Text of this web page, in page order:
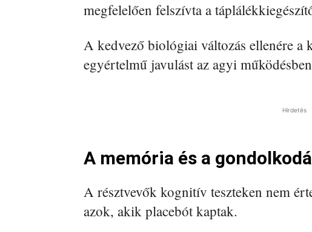
megfelelően felszívta a
A kedvező biológiai változás ellenére a
egyértelmű javulást az agyi
Hirdetés
A memória és a
A résztvevők kognitív teszteken nem
azok, akik placebót kaptak.